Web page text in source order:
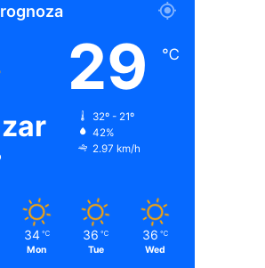
29 ℃
32º - 21º
42%
2.97 km/h
34 ℃
Mon
36 ℃
Tue
36 ℃
Wed